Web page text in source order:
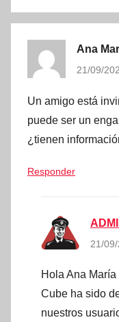
Ana
21/09/
Un amigo está
puede ser un
¿tienen
Responder
21/
Hola Ana
Cube ha sido
nuestros